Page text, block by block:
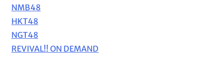
NMB48
HKT48
NGT48
REVIVAL!! ON DEMAND